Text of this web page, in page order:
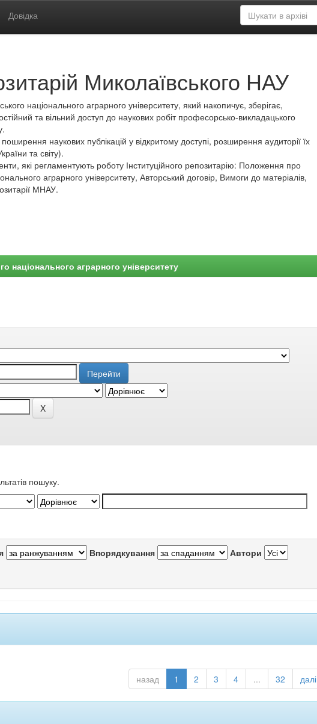
Довідка
Миколаївського НАУ
національного аграрного університету, який накопичує, зберігає,
та вільний доступ до наукових робіт професорсько-викладацького
наукових публікацій у відкритому доступі, розширення аудиторії їх
та світу).
які регламентують роботу Інституційного репозитарію: Положення про
аграрного університету, Авторський договір, Вимоги до матеріалів,
МНАУ.
національного аграрного університету
пошуку.
Впорядкування Автори
назад 1 2 3 4 ... 32 далі